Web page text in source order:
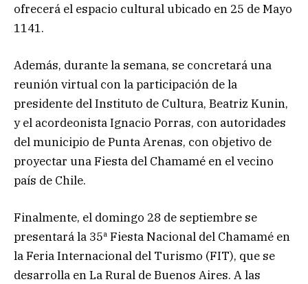
ofrecerá el espacio cultural ubicado en 25 de Mayo
1141.
Además, durante la semana, se concretará una
reunión virtual con la participación de la
presidente del Instituto de Cultura, Beatriz Kunin,
y el acordeonista Ignacio Porras, con autoridades
del municipio de Punta Arenas, con objetivo de
proyectar una Fiesta del Chamamé en el vecino
país de Chile.
Finalmente, el domingo 28 de septiembre se
presentará la 35ª Fiesta Nacional del Chamamé en
la Feria Internacional del Turismo (FIT), que se
desarrolla en La Rural de Buenos Aires. A las